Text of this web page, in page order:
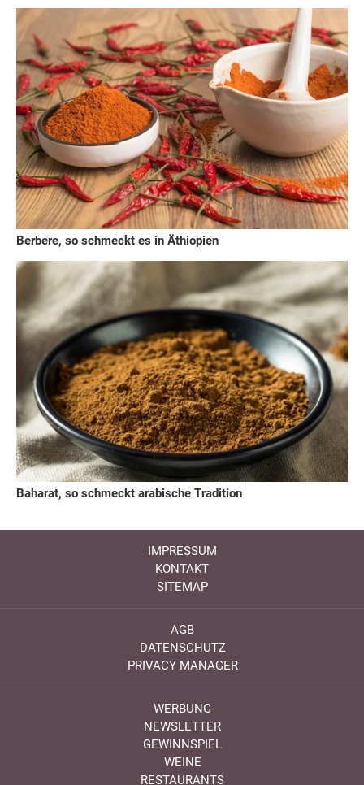
Berbere, so schmeckt es in Äthiopien
Baharat, so schmeckt arabische Tradition
IMPRESSUM
KONTAKT
SITEMAP
AGB
DATENSCHUTZ
PRIVACY MANAGER
WERBUNG
NEWSLETTER
GEWINNSPIEL
WEINE
RESTAURANTS